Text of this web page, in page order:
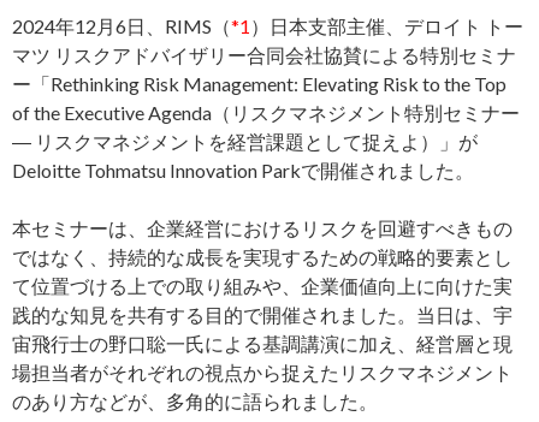
2024年12月6日、RIMS（*1 ）日本支部主催、デロイト トー
マツ リスクアドバイザリー合同会社協賛による特別セミナ
ー「Rethinking Risk Management: Elevating Risk to the Top
of the Executive Agenda（リスクマネジメント特別セミナー
― リスクマネジメントを経営課題として捉えよ）」が
Deloitte Tohmatsu Innovation Parkで開催されました。
本セミナーは、企業経営におけるリスクを回避すべきもの
ではなく、持続的な成長を実現するための戦略的要素とし
て位置づける上での取り組みや、企業価値向上に向けた実
践的な知見を共有する目的で開催されました。当日は、宇
宙飛行士の野口聡一氏による基調講演に加え、経営層と現
場担当者がそれぞれの視点から捉えたリスクマネジメント
のあり方などが、多角的に語られました。